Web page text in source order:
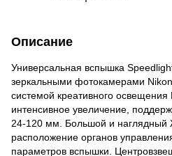
Описание
Универсальная вспышка
зеркальными фотокамерами
системой креативного
интенсивное увеличение,
24-120 мм. Большой и наглядный
расположение органов
параметров вспышки.